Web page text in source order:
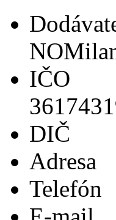
IČO
DIČ
Adresa
Telefón